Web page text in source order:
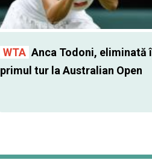
WTA Anca Todoni, eliminată
primul tur la Australian Open